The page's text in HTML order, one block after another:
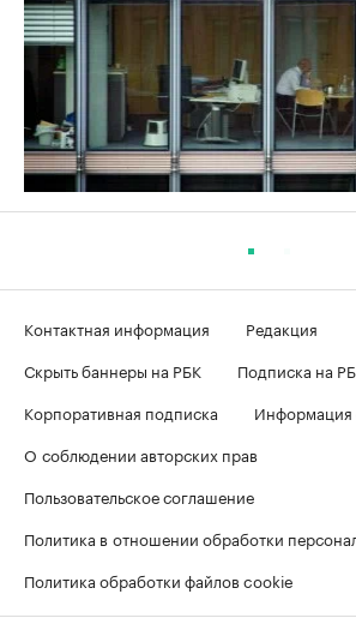
Контактная информация
Редакция
Скрыть баннеры на РБК
Подписка на
Корпоративная подписка
Информация
О соблюдении авторских прав
Пользовательское соглашение
Политика в отношении обработки
Политика обработки файлов cookie